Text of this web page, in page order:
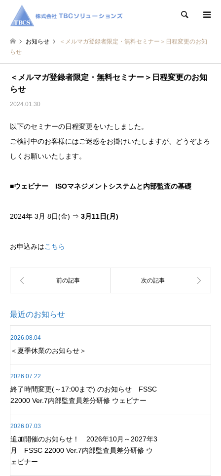
検索
お知らせ
＜メルマガ登録者限定・無料セミナー＞日程変更のお知
らせ
＜メルマガ登録者限定・無料セミナー＞日程変更のお知
らせ
2024.01.30
以下のセミナーの日程変更をいたしました。
ご検討中のお客様にはご迷惑をお掛けいたしますが、どうぞよろ
しくお願いいたします。
■ウェビナー ISOマネジメントシステムと内部監査の基礎
2024年 3月 8日(金) ⇒ 3月11日(月)
お申込みはこちら
最近のお知らせ
2026.08.04
＜夏季休業のお知らせ＞
2026.07.22
終了時間変更(～17:00まで) のお知らせ FSSC
22000 Ver.7内部監査員差分研修 ウェビナー
2026.07.03
追加開催のお知らせ！ 2026年10月～2027年3
月 FSSC 22000 Ver.7内部監査員差分研修 ウ
ェビナー